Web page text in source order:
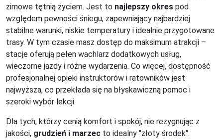
zimowe tętnią życiem. Jest to najlepszy okres pod
względem pewności śniegu, zapewniający najbardziej
stabilne warunki, niskie temperatury i idealnie przygotowane
trasy. W tym czasie masz dostęp do maksimum atrakcji –
stacje oferują pełen wachlarz dodatkowych usług,
wieczorne jazdy i różne wydarzenia. Co więcej, dostępność
profesjonalnej opieki instruktorów i ratowników jest
najwyższa, co przekłada się na błyskawiczną pomoc i
szeroki wybór lekcji.
Dla tych, którzy cenią komfort i spokój, nie rezygnując z
jakości, grudzień i marzec to idealny "złoty środek".